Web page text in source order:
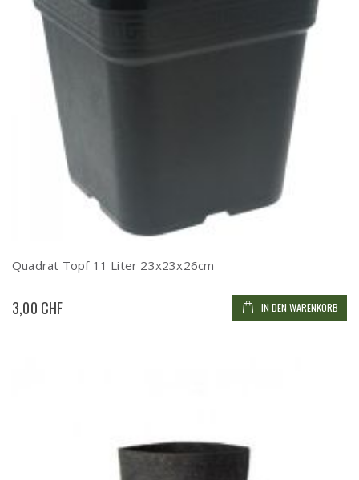
Quadrat Topf 11 Liter 23x23x26cm
3,00 CHF IN DEN WARENKORB